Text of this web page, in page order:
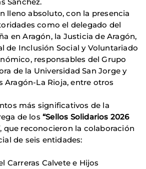
Sánchez.
lleno absoluto, con la presencia
como el delegado del
en Aragón, la Justicia de Aragón,
de Inclusión Social y Voluntariado
responsables del Grupo
de la Universidad San Jorge y
Aragón-La Rioja, entre otros
más significativos de la
de los “Sellos Solidarios 2026
, que reconocieron la colaboración
de seis entidades:
Carreras Calvete e Hijos